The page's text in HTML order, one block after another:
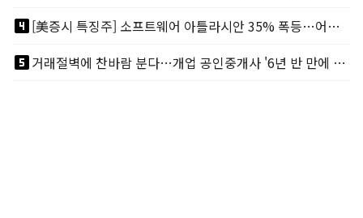
looks_4
[美증시 특징주] 소프트웨어 아틀라시안 35% 폭등…어닝서프, 투자의견 줄줄이 상향
looks_5
거래절벽에 찬바람 분다…개업 공인중개사 '6년 반 만에 최저'